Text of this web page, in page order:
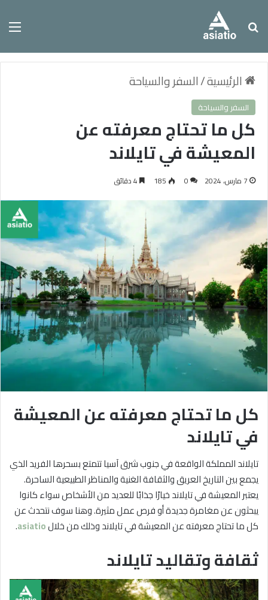
بحث عن
الرئيسية/السفر والسياحة
السفر والسياحة
كل ما تحتاج معرفته عن
المعيشة في تايلاند
7 مارس، 2024 0
185
كل ما تحتاج معرفته عن المعيشة
في تايلاند
تايلاند المملكة الواقعة في جنوب شرق آسيا تتمتع بسحرها الفريد الذي
يجمع بين التاريخ العريق والثقافة الغنية والمناظر الطبيعية الساحرة.
يعتبر المعيشة في تايلاند خيارًا جذابًا للعديد من الأشخاص سواء كانوا
يبحثون عن مغامرة جديدة أو فرص عمل مثيرة. وهنا سوف نتحدث عن
كل ما تحتاج معرفته عن المعيشة في تايلاند وذلك من خلالasiatio
.
ثقافة وتقاليد تايلاند